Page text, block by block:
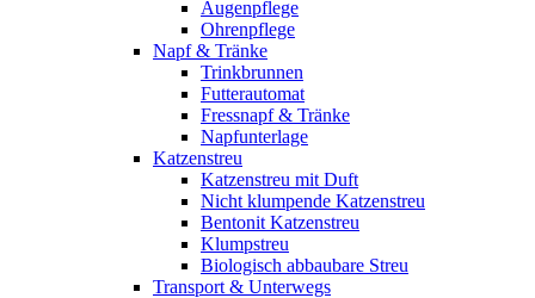
Augenpflege
Ohrenpflege
Napf & Tränke
Trinkbrunnen
Futterautomat
Fressnapf & Tränke
Napfunterlage
Katzenstreu
Katzenstreu mit Duft
Nicht klumpende Katzenstreu
Bentonit Katzenstreu
Klumpstreu
Biologisch abbaubare Streu
Transport & Unterwegs